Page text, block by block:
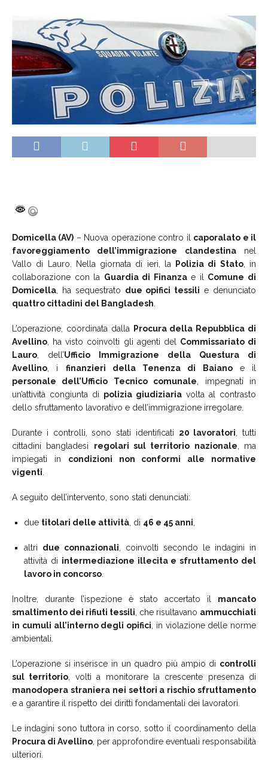
Domicella (AV) – Nuova operazione contro il caporalato e il
favoreggiamento dell’immigrazione clandestinanel
Vallo di Lauro. Nella giornata di ieri, la
Polizia di Stato, in
collaborazione con la Guardia di Finanzae il Comune di
Domicella , ha sequestrato due opifici tessili e denunciato
quattro cittadini del Bangladesh
L’operazione, coordinata dalla
Procura della Repubblica di
Avellino , ha visto coinvolti gli agenti del Commissariato di
Lauro , dell’Ufficio Immigrazione della Questura di
Avellino , i finanzieri della Tenenza di Baianoe il
personale dell’Ufficio Tecnico comunale , impegnati in
un’attività congiunta di polizia giudiziaria volta al contrasto
dello sfruttamento lavorativo e dell’immigrazione irregolare.
Durante i controlli, sono stati identificati 20 lavoratori , tutti
cittadini bangladesi regolari sul territorio nazionale , ma
impiegati in condizioni non conformi alle normative
vigenti
A seguito dell’intervento, sono stati denunciati:
due titolari delle attività , di 46 e 45 anni
altri due connazionali , coinvolti secondo le indagini in
attività di intermediazione illecita e sfruttamento del
lavoro in concorso
Inoltre, durante l’ispezione è stato accertato il mancato
smaltimento dei rifiuti tessili , che risultavano ammucchiati
in cumuli all’interno degli opifici , in violazione delle norme
ambientali.
L’operazione si inserisce in un quadro più ampio di controlli
sul territorio , volti a monitorare la crescente presenza di
manodopera straniera nei settori a rischio sfruttamento
e a garantire il rispetto dei diritti fondamentali dei lavoratori.
Le indagini sono tuttora in corso, sotto il coordinamento della
Procura di Avellino , per approfondire eventuali responsabilità
ulteriori.